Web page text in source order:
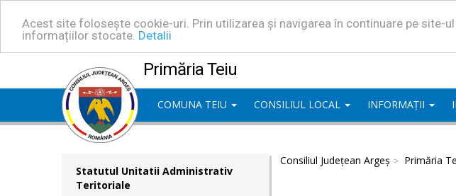
Acest site folosește cookie-uri. Prin utilizarea și navigarea în continuare pe site-
informațiilor stocate. Detalii
Primăria Teiu
COMUNA TEIU CONSILIUL LOCAL INFORMAȚII
Statutul Unitatii Administrativ
Teritoriale
Consiliul Județean Argeș Primăria